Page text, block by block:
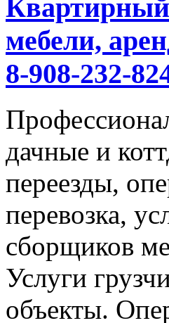
Квартирный
мебели,
8-908-232-
дачные и
переезды,
перевозка,
сборщиков
Услуги
объекты.